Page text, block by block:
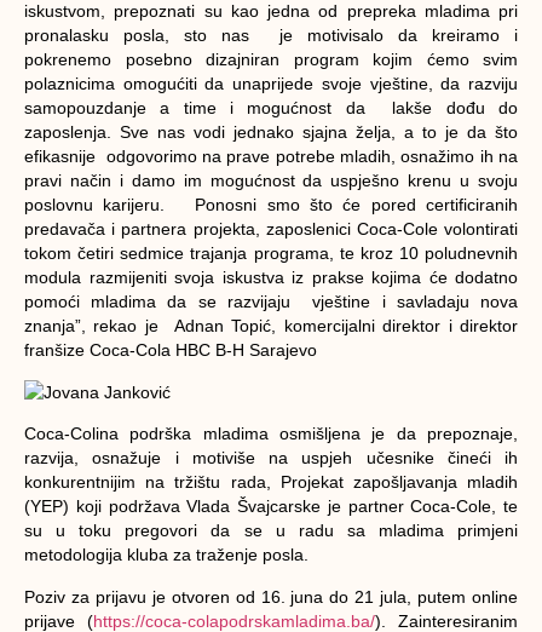
iskustvom, prepoznati su kao jedna od prepreka mladima pri
pronalasku posla, sto nas je motivisalo da kreiramo i
pokrenemo posebno dizajniran program kojim ćemo svim
polaznicima omogućiti da unaprijede svoje vještine, da razviju
samopouzdanje a time i mogućnost da lakše dođu do
zaposlenja. Sve nas vodi jednako sjajna želja, a to je da što
efikasnije odgovorimo na prave potrebe mladih, osnažimo ih na
pravi način i damo im mogućnost da uspješno krenu u svoju
poslovnu karijeru. Ponosni smo što će pored certificiranih
predavača i partnera projekta, zaposlenici Coca-Cole volontirati
tokom četiri sedmice trajanja programa, te kroz 10 poludnevnih
modula razmijeniti svoja iskustva iz prakse kojima će dodatno
pomoći mladima da se razvijaju vještine i savladaju nova
znanja”, rekao je Adnan Topić, komercijalni direktor i direktor
franšize Coca-Cola HBC B-H Sarajevo
Coca-Colina podrška mladima osmišljena je da prepoznaje,
razvija, osnažuje i motiviše na uspjeh učesnike čineći ih
konkurentnijim na tržištu rada, Projekat zapošljavanja mladih
(YEP) koji podržava Vlada Švajcarske je partner Coca-Cole, te
su u toku pregovori da se u radu sa mladima primjeni
metodologija kluba za traženje posla.
Poziv za prijavu je otvoren od 16. juna do 21 jula, putem online
prijave (https://coca-colapodrskamladima.ba/). Zainteresiranim